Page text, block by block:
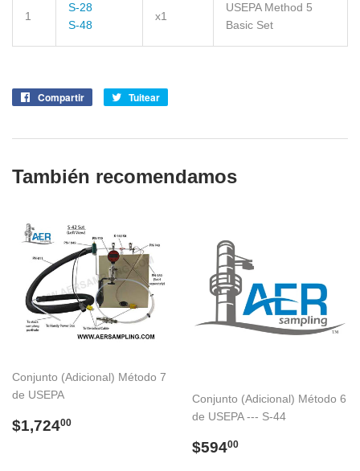
1
S-28
S-48
x1
USEPA Method 5
Basic Set
Compartir
CompartirTuitear
También recomendamos
Conjunto (Adicional) Método 7
de USEPA
Precio
$1,72400
Conjunto (Adicional) Método 6
de USEPA --- S-44
Precio
$59400